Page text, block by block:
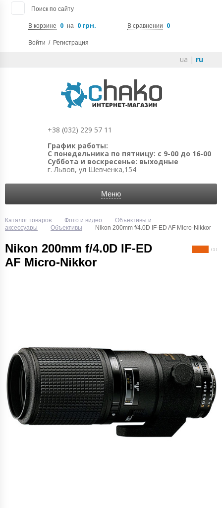
Поиск по сайту
В корзине 0 на 0 грн. В сравнении 0
Войти / Регистрация
ua | ru
+38 (032) 229 57 11
График работы:
С понедельника по пятницу: с 9-00 до 16-00
Суббота и воскресенье: выходные
г. Львов, ул Шевченка,154
Меню
Каталог товаров Фото и видео
Объективы и
аксессуары
Объективы Nikon 200mm f/4.0D IF-ED AF Micro-Nikkor
Nikon 200mm f/4.0D IF-ED
AF Micro-Nikkor
( 1 )